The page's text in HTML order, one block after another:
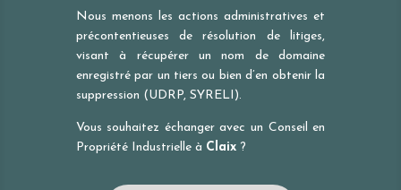
Nous menons les actions administratives et
précontentieuses de résolution de litiges,
visant à récupérer un nom de domaine
enregistré par un tiers ou bien d’en obtenir la
suppression (UDRP, SYRELI).
Vous souhaitez échanger avec un Conseil en
Propriété Industrielle à Claix?